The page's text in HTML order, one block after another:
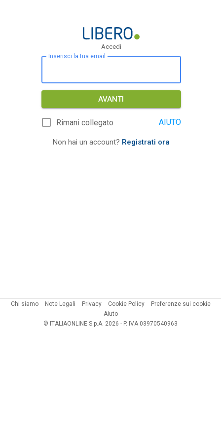
Accedi
Inserisci la tua email
AVANTI
Rimani collegato AIUTO
Non hai un account? Registrati ora
Chi siamo Note Legali Privacy Cookie Policy
Preferenze sui cookie
Aiuto
© ITALIAONLINE S.p.A. 2026 - P. IVA 03970540963